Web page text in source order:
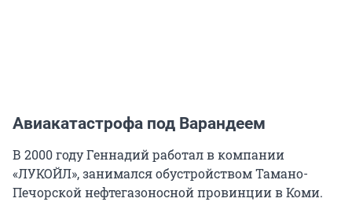
Авиакатастрофа под Варандеем
В 2000 году Геннадий работал в компании
«ЛУКОЙЛ», занимался обустройством Тамано-
Печорской нефтегазоносной провинции в Коми.